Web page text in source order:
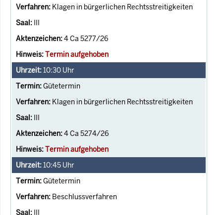
Klagen in bürgerlichen Rechtsstreitigkeiten
III
4 Ca 5277/26
Termin aufgehoben
10:30 Uhr
Gütetermin
Klagen in bürgerlichen Rechtsstreitigkeiten
III
4 Ca 5274/26
Termin aufgehoben
10:45 Uhr
Gütetermin
Beschlussverfahren
III